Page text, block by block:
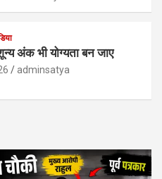
अंक भी योग्यता बन जाए
adminsatya